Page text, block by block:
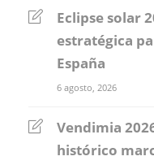
Eclipse solar
estratégica
España
6 agosto, 2026
Vendimia
histórico